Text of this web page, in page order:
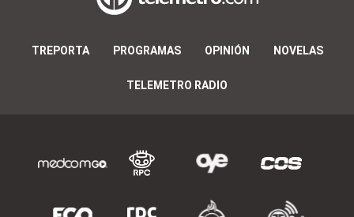
TREPORTA PROGRAMAS OPINIÓN NOVELAS
TELEMETRO RADIO